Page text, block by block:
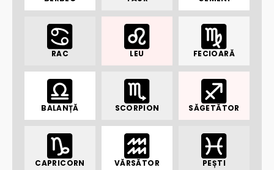
RAC LEU FECIOARĂ
BALANȚĂ SCORPION SĂGETĂTOR
CAPRICORN VĂRSĂTOR PEȘTI